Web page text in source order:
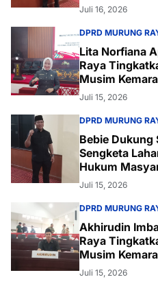
Juli 16, 2026
DPRD MURUNG
Lita Norfiana
Raya
Musim
Juli 15, 2026
DPRD MURUNG
Bebie Dukung
Sengketa
Hukum
Juli 15, 2026
DPRD MURUNG
Akhirudin
Raya
Musim
Juli 15, 2026